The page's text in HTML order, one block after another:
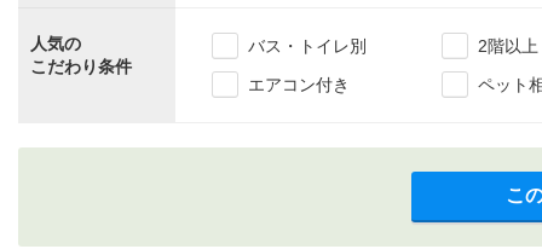
人気の
こだわり条件
バス・トイレ別
2階以上
エアコン付き
ペット
こ